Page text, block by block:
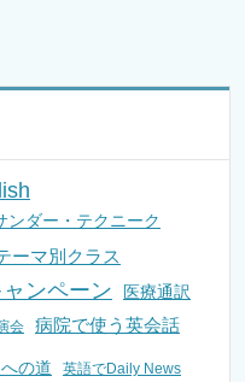
ンダー・テクニーク
ーマ別クラス
ンペーン 医療通訳
会 病院で使う英会話
の道 英語でDaily News